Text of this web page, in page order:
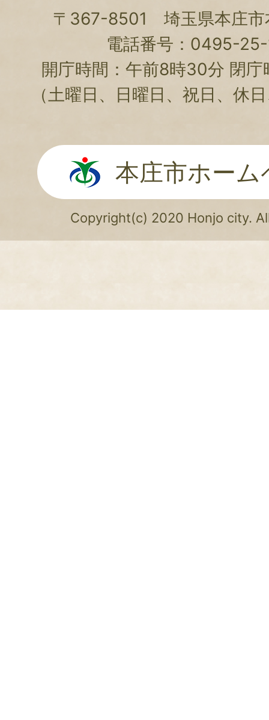
〒367-8501 埼玉県本庄市
電話番号：0495-25-
開庁時間：午前8時30分 閉
（土曜日、日曜日、祝日、休
本庄市ホー
Copyright(c) 2020 Honjo city.